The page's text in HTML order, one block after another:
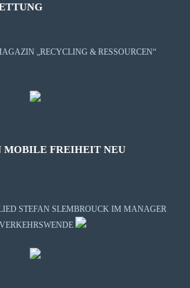
„RECYCLING & RESSOURCEN“
MOBILE FREIHEIT NEU
STEFAN SLEMBROUCK IM MANAGER